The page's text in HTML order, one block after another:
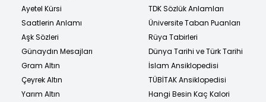
Ayetel Kürsi
Saatlerin Anlamı
Aşk Sözleri
Günaydın Mesajları
Gram Altın
Çeyrek Altın
Yarım Altın
TDK Sözlük Anlamları
Üniversite Taban Puanları
Rüya Tabirleri
Dünya Tarihi ve Türk Tarihi
İslam Ansiklopedisi
TÜBİTAK Ansiklopedisi
Hangi Besin Kaç Kalori